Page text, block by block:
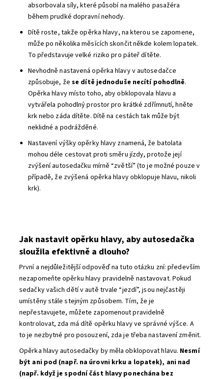
absorbovala síly, které působí na malého pasažéra
během prudké dopravní nehody.
Dítě roste, takže opěrka hlavy, na kterou se zapomene,
může po několika měsících skončit někde kolem lopatek.
To představuje velké riziko pro páteř dítěte.
Nevhodně nastavená opěrka hlavy v autosedačce
způsobuje, že se dítě jednoduše necítí pohodlně.
Opěrka hlavy místo toho, aby obklopovala hlavu a
vytvářela pohodlný prostor pro krátké zdřímnutí, hněte
krk nebo záda dítěte. Dítě na cestách tak může být
neklidné a podrážděné.
Nastavení výšky opěrky hlavy znamená, že batolata
mohou déle cestovat proti směru jízdy, protože její
zvýšení autosedačku mírně “zvětší” (to je možné pouze v
případě, že zvýšená opěrka hlavy obklopuje hlavu, nikoli
krk).
Jak nastavit opěrku hlavy, aby autosedačka
sloužila efektivně a dlouho?
První a nejdůležitější odpověď na tuto otázku zní: především
nezapomeňte opěrku hlavy pravidelně nastavovat. Pokud
sedačky vašich dětí v autě trvale “jezdí”, jsou nejčastěji
umístěny stále stejným způsobem. Tím, že je
nepřestavujete, můžete zapomenout pravidelně
kontrolovat, zda má dítě opěrku hlavy ve správné výšce. A
to je nezbytné pro posouzení, zda je třeba nastavení změnit.
Opěrka hlavy autosedačky by měla obklopovat hlavu. Nesmí
být ani pod (např. na úrovni krku a lopatek), ani nad
(např. když je spodní část hlavy ponechána bez